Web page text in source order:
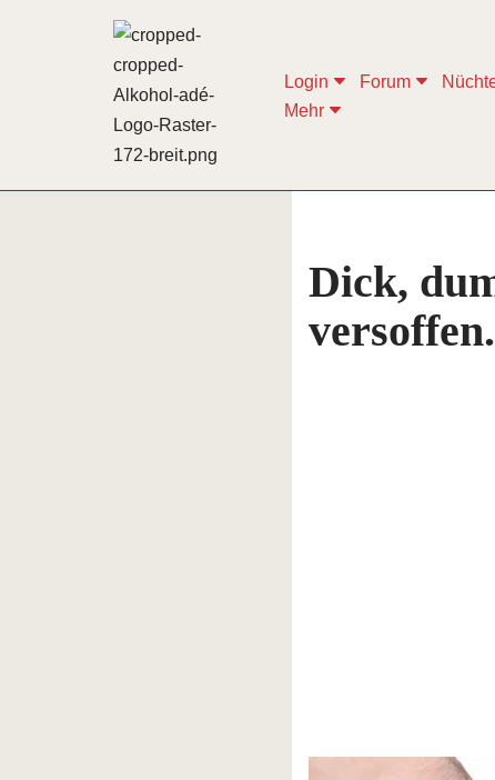
Login Forum
Mehr
Dick,